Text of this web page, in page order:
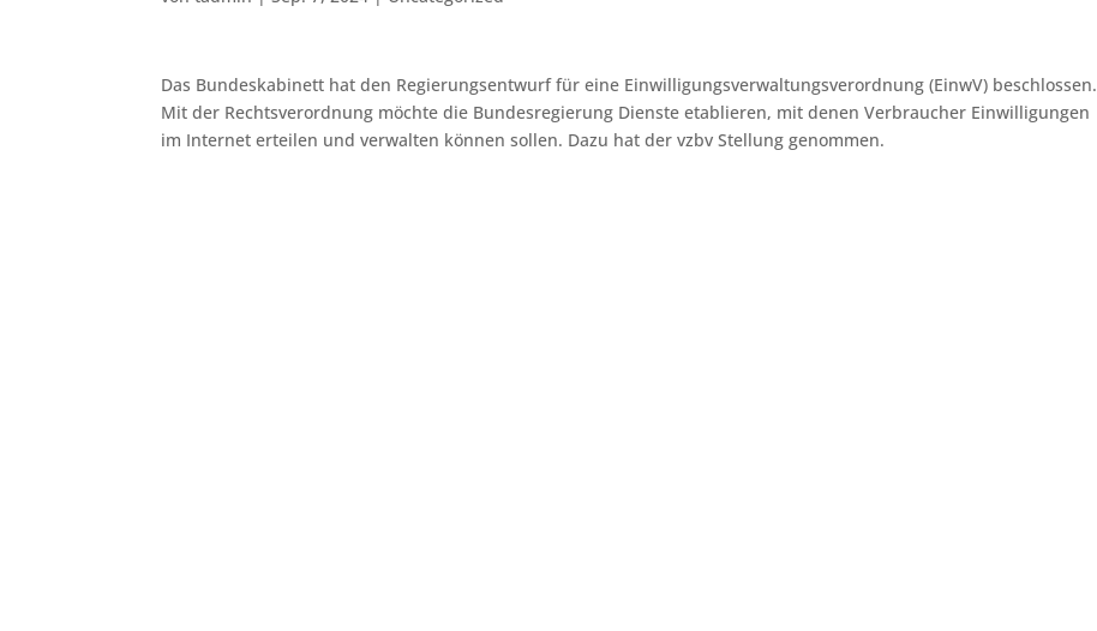
Das Bundeskabinett hat den Regierungsentwurf für eine Einwilligungsverwaltungsverordnung (EinwV) beschlossen.
Mit der Rechtsverordnung möchte die Bundesregierung Dienste etablieren, mit denen Verbraucher Einwilligungen
im Internet erteilen und verwalten können sollen. Dazu hat der vzbv Stellung genommen.